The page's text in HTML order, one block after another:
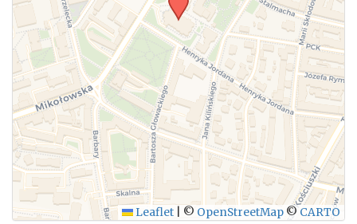
WYŚLIJ
Leaflet © OpenStreetMap © CARTO